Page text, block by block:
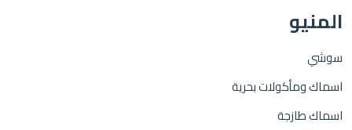
المنيو
سوشي
اسماك ومأكولات بحرية
اسماك طازجة